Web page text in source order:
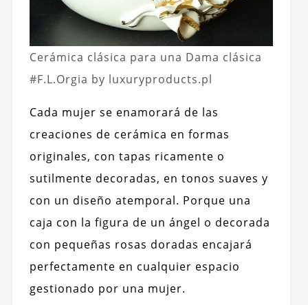
Cerámica clásica para una Dama clásica
#F.L.Orgia by luxuryproducts.pl
Cada mujer se enamorará de las
creaciones de cerámica en formas
originales, con tapas ricamente o
sutilmente decoradas, en tonos suaves y
con un diseño atemporal. Porque una
caja con la figura de un ángel o decorada
con pequeñas rosas doradas encajará
perfectamente en cualquier espacio
gestionado por una mujer.